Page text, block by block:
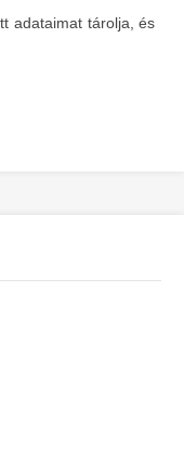
adataimat tárolja, és